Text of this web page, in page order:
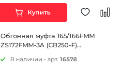
Купить
Обгонная муфта 165/166FMM
ZS172FMM-3A (CB250-F)
(CB250RL) ZS174MN-3 (CBS300)
В наличии - арт.16578